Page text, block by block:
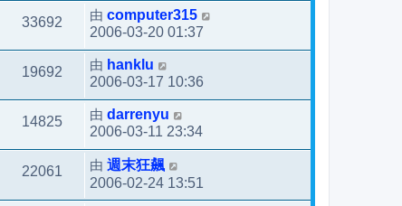
33692 由 computer315
2006-03-20 01:37
19692 由 hanklu
2006-03-17 10:36
14825 由 darrenyu
2006-03-11 23:34
22061 由 週末狂飆
2006-02-24 13:51